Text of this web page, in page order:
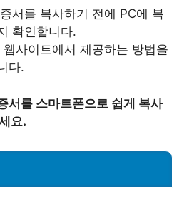
서를 복사하기 전에 PC에 복
확인합니다.
웹사이트에서 제공하는 방법을
다.
서를 스마트폰으로 쉽게 복사
요.